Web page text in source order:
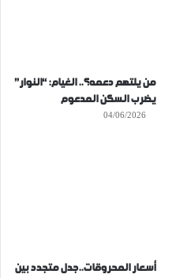
من يلتهم دعمه؟.. الغيام: “النوار”
يضرب السكن المدعوم
04/06/2026
أسعار المحروقات..جدل متجدد بين